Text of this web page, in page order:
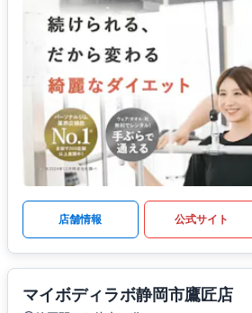
店舗情報 公式サイト
マイボディラボ静岡市鷹匠店